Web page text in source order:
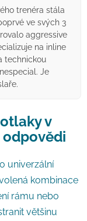
trenéra stála
ve svých 3
aggressive
na inline
technickou
Je
v
univerzální
kombinace
rámu nebo
většinu